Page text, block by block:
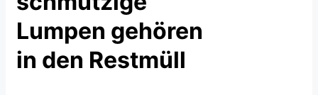
Lumpen gehören
in den Restmüll